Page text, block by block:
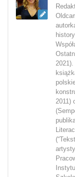
2021).
2011)